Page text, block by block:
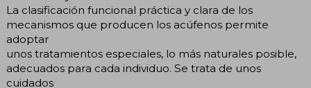
La clasificación funcional práctica y clara de los
mecanismos que producen los acúfenos permite
adoptar
unos tratamientos especiales, lo más naturales posible,
adecuados para cada individuo. Se trata de unos
cuidados